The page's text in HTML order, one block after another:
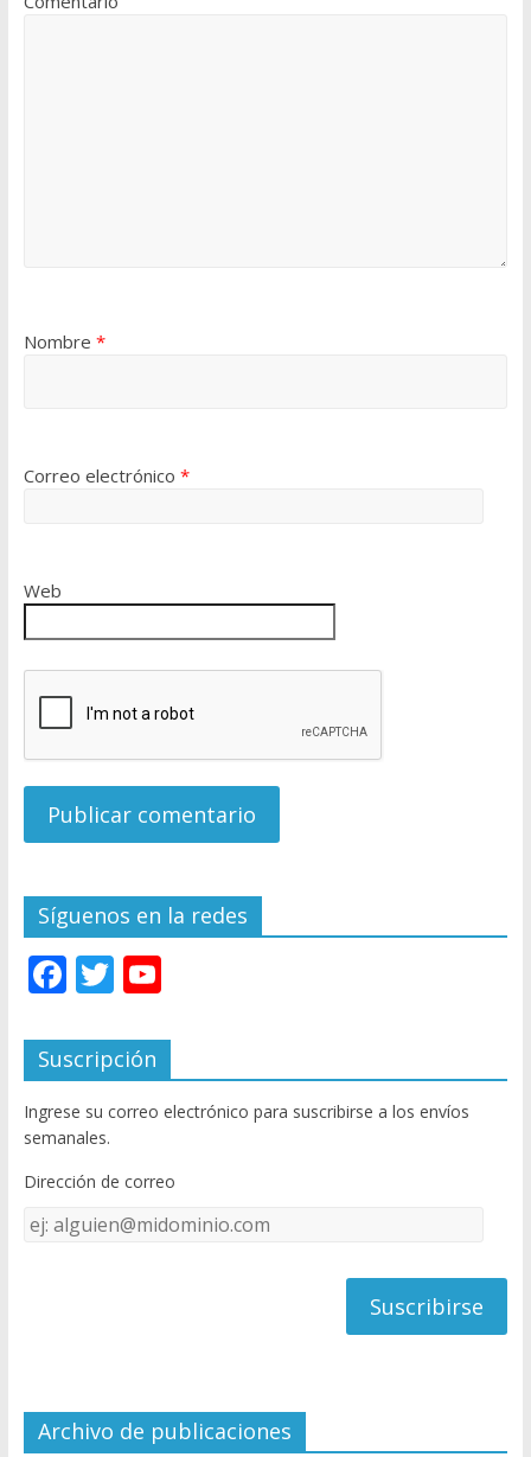
Nombre *
Correo electrónico *
Web
Síguenos en la redes
F
e
b
o
o
k
T
itt
er
Y
u
T
u
e
C
el
Suscripción
Ingrese su correo electrónico para suscribirse a los envíos
semanales.
Dirección de correo
Dirección
Archivo de publicaciones